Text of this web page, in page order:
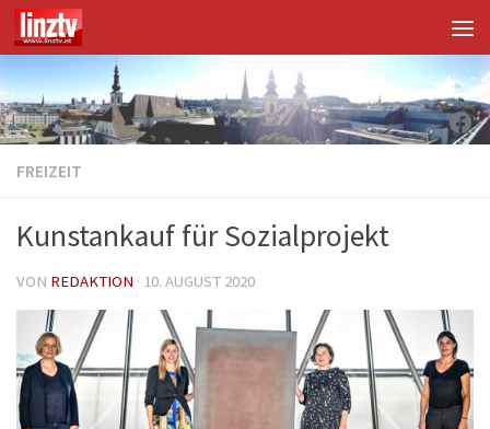
Unter dem Inhalt
FREIZEIT
Kunstankauf für Sozialprojekt
VON REDAKTION · 10. AUGUST 2020